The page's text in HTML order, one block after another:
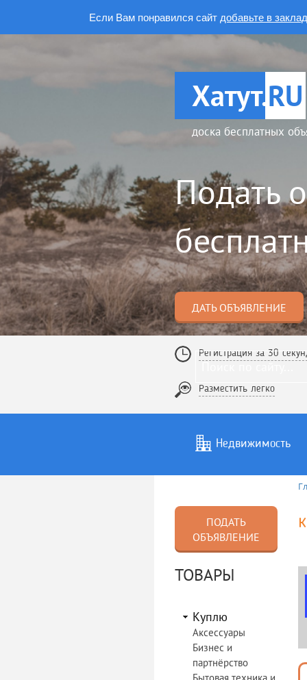
Если Вам понравился сайт добавьте в
Хатут.RU
доска бесплатных
Подать
ДАТЬ ОБЪЯВЛЕНИЕ
Регистрация за 30
Разместить легко
Недвижимость
Услуги
ПОДАТЬ
ОБЪЯВЛЕНИЕ
ТОВАРЫ
Куплю
Аксессуары
Бизнес и
партнёрство